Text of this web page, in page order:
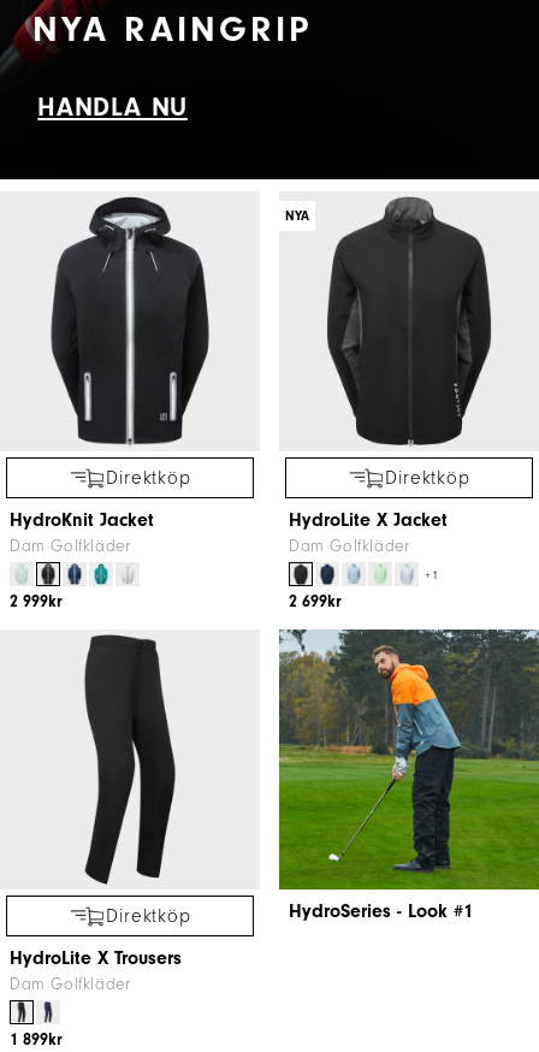
NYA RAINGRIP
HANDLA NU
Direktköp
HydroKnit Jacket
Dam Golfkläder
2 999kr
NYA
Direktköp
HydroLite X Jacket
Dam Golfkläder
+1
2 699kr
Direktköp
HydroLite X Trousers
Dam Golfkläder
1 899kr
HydroSeries - Look #1